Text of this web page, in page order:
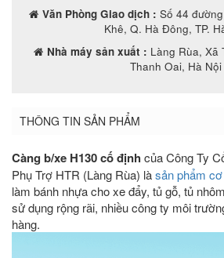
Văn Phòng Giao dịch : Số 44
Khê, Q. Hà Đông, TP.
Nhà máy sản xuất : Làng Rùa, Xã
Thanh Oai, Hà Nội
THÔNG TIN SẢN PHẨM
Càng b/xe H130 cố định của Công Ty
Phụ Trợ HTR (Làng Rùa) làsản phẩm
làm bánh nhựa cho xe đẩy, tủ gỗ, tủ
sử dụng rộng rãi, nhiều công ty môi
hàng.